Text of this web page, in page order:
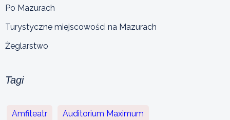
Po Mazurach
Turystyczne miejscowości na Mazurach
Żeglarstwo
Tagi
Amfiteatr Auditorium Maximum